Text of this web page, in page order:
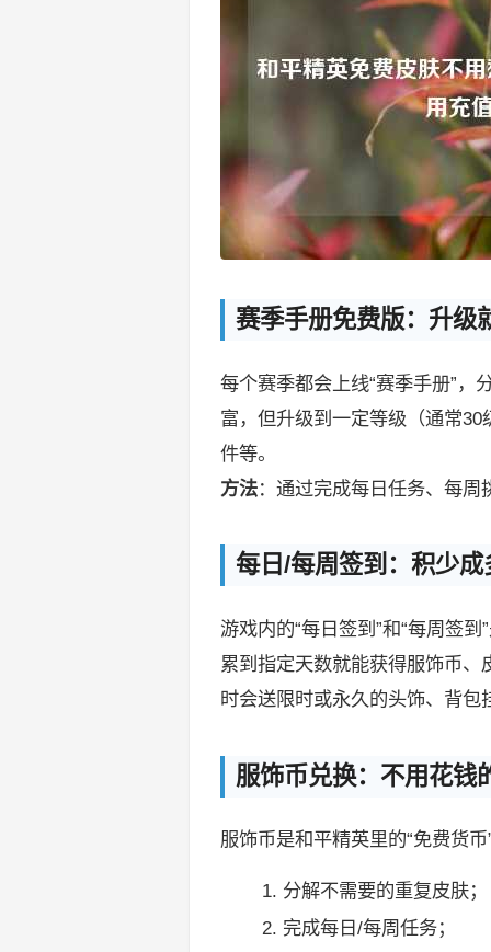
赛季手册免费版：升级
每个赛季都会上线“赛季手册”，
富，但升级到一定等级（通常
件等。
方法：通过完成每日任务、每
每日/每周签到：积少成
游戏内的“每日签到”和“每周签
累到指定天数就能获得服饰币
时会送限时或永久的头饰、背包
服饰币兑换：不用花钱
服饰币是和平精英里的“免费货
分解不需要的重复皮肤；
完成每日/每周任务；